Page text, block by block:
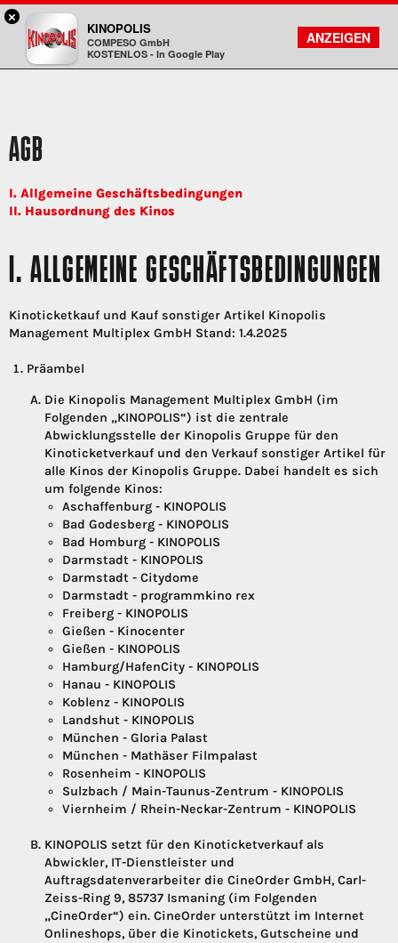
Kinopolis
FILMSUCHE
KONTO
AGB
I. Allgemeine Geschäftsbedingungen
II. Hausordnung des Kinos
I. ALLGEMEINE GESCHÄFTSBEDINGUNGEN
Kinoticketkauf und Kauf sonstiger Artikel Kinopolis
Management Multiplex GmbH Stand: 1.4.2025
Präambel
Die Kinopolis Management Multiplex GmbH (im
Folgenden „KINOPOLIS“) ist die zentrale
Abwicklungsstelle der Kinopolis Gruppe für den
Kinoticketverkauf und den Verkauf sonstiger Artikel für
alle Kinos der Kinopolis Gruppe. Dabei handelt es sich
um folgende Kinos:
Aschaffenburg - KINOPOLIS
Bad Godesberg - KINOPOLIS
Bad Homburg - KINOPOLIS
Darmstadt - KINOPOLIS
Darmstadt - Citydome
Darmstadt - programmkino rex
Freiberg - KINOPOLIS
Gießen - Kinocenter
Gießen - KINOPOLIS
Hamburg/HafenCity - KINOPOLIS
Hanau - KINOPOLIS
Koblenz - KINOPOLIS
Landshut - KINOPOLIS
München - Gloria Palast
München - Mathäser Filmpalast
Rosenheim - KINOPOLIS
Sulzbach / Main-Taunus-Zentrum - KINOPOLIS
Viernheim / Rhein-Neckar-Zentrum - KINOPOLIS
KINOPOLIS setzt für den Kinoticketverkauf als
Abwickler, IT-Dienstleister und
Auftragsdatenverarbeiter die CineOrder GmbH, Carl-
Zeiss-Ring 9, 85737 Ismaning (im Folgenden
„CineOrder“) ein. CineOrder unterstützt im Internet
Onlineshops, über die Kinotickets, Gutscheine und
×
KINOPOLIS
COMPESO GmbH
KOSTENLOS - In Google Play
ANZEIGEN